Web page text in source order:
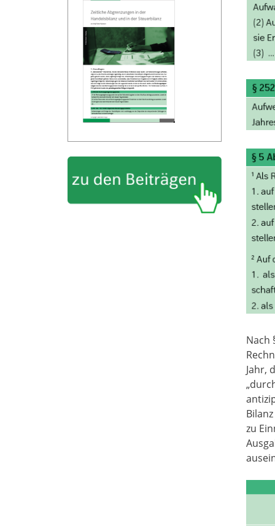
Nach
Jahr,
zu